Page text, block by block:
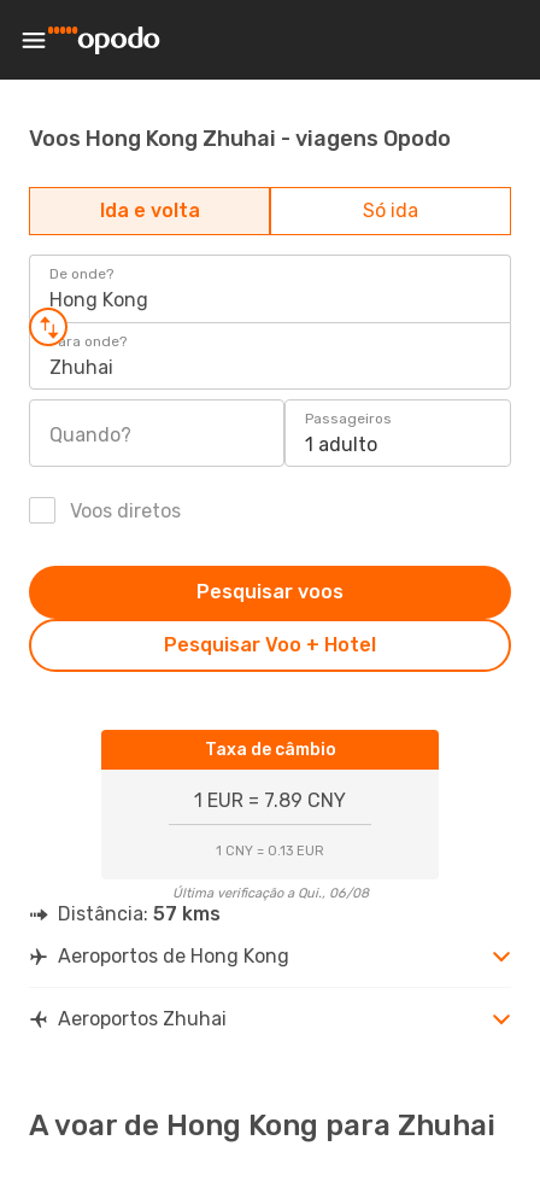
Voos Hong Kong Zhuhai - viagens Opodo
Ida e volta Só ida
De onde?
Hong Kong
Para onde?
Zhuhai
Quando?
Passageiros
1 adulto
Voos diretos
Pesquisar Voo + Hotel
Pesquisar voos
Taxa de câmbio
1 EUR = 7.89 CNY
1 CNY = 0.13 EUR
Última verificação a Qui., 06/08
Distância: 57 kms
Aeroportos de Hong Kong
Aeroportos Zhuhai
A voar de Hong Kong para Zhuhai